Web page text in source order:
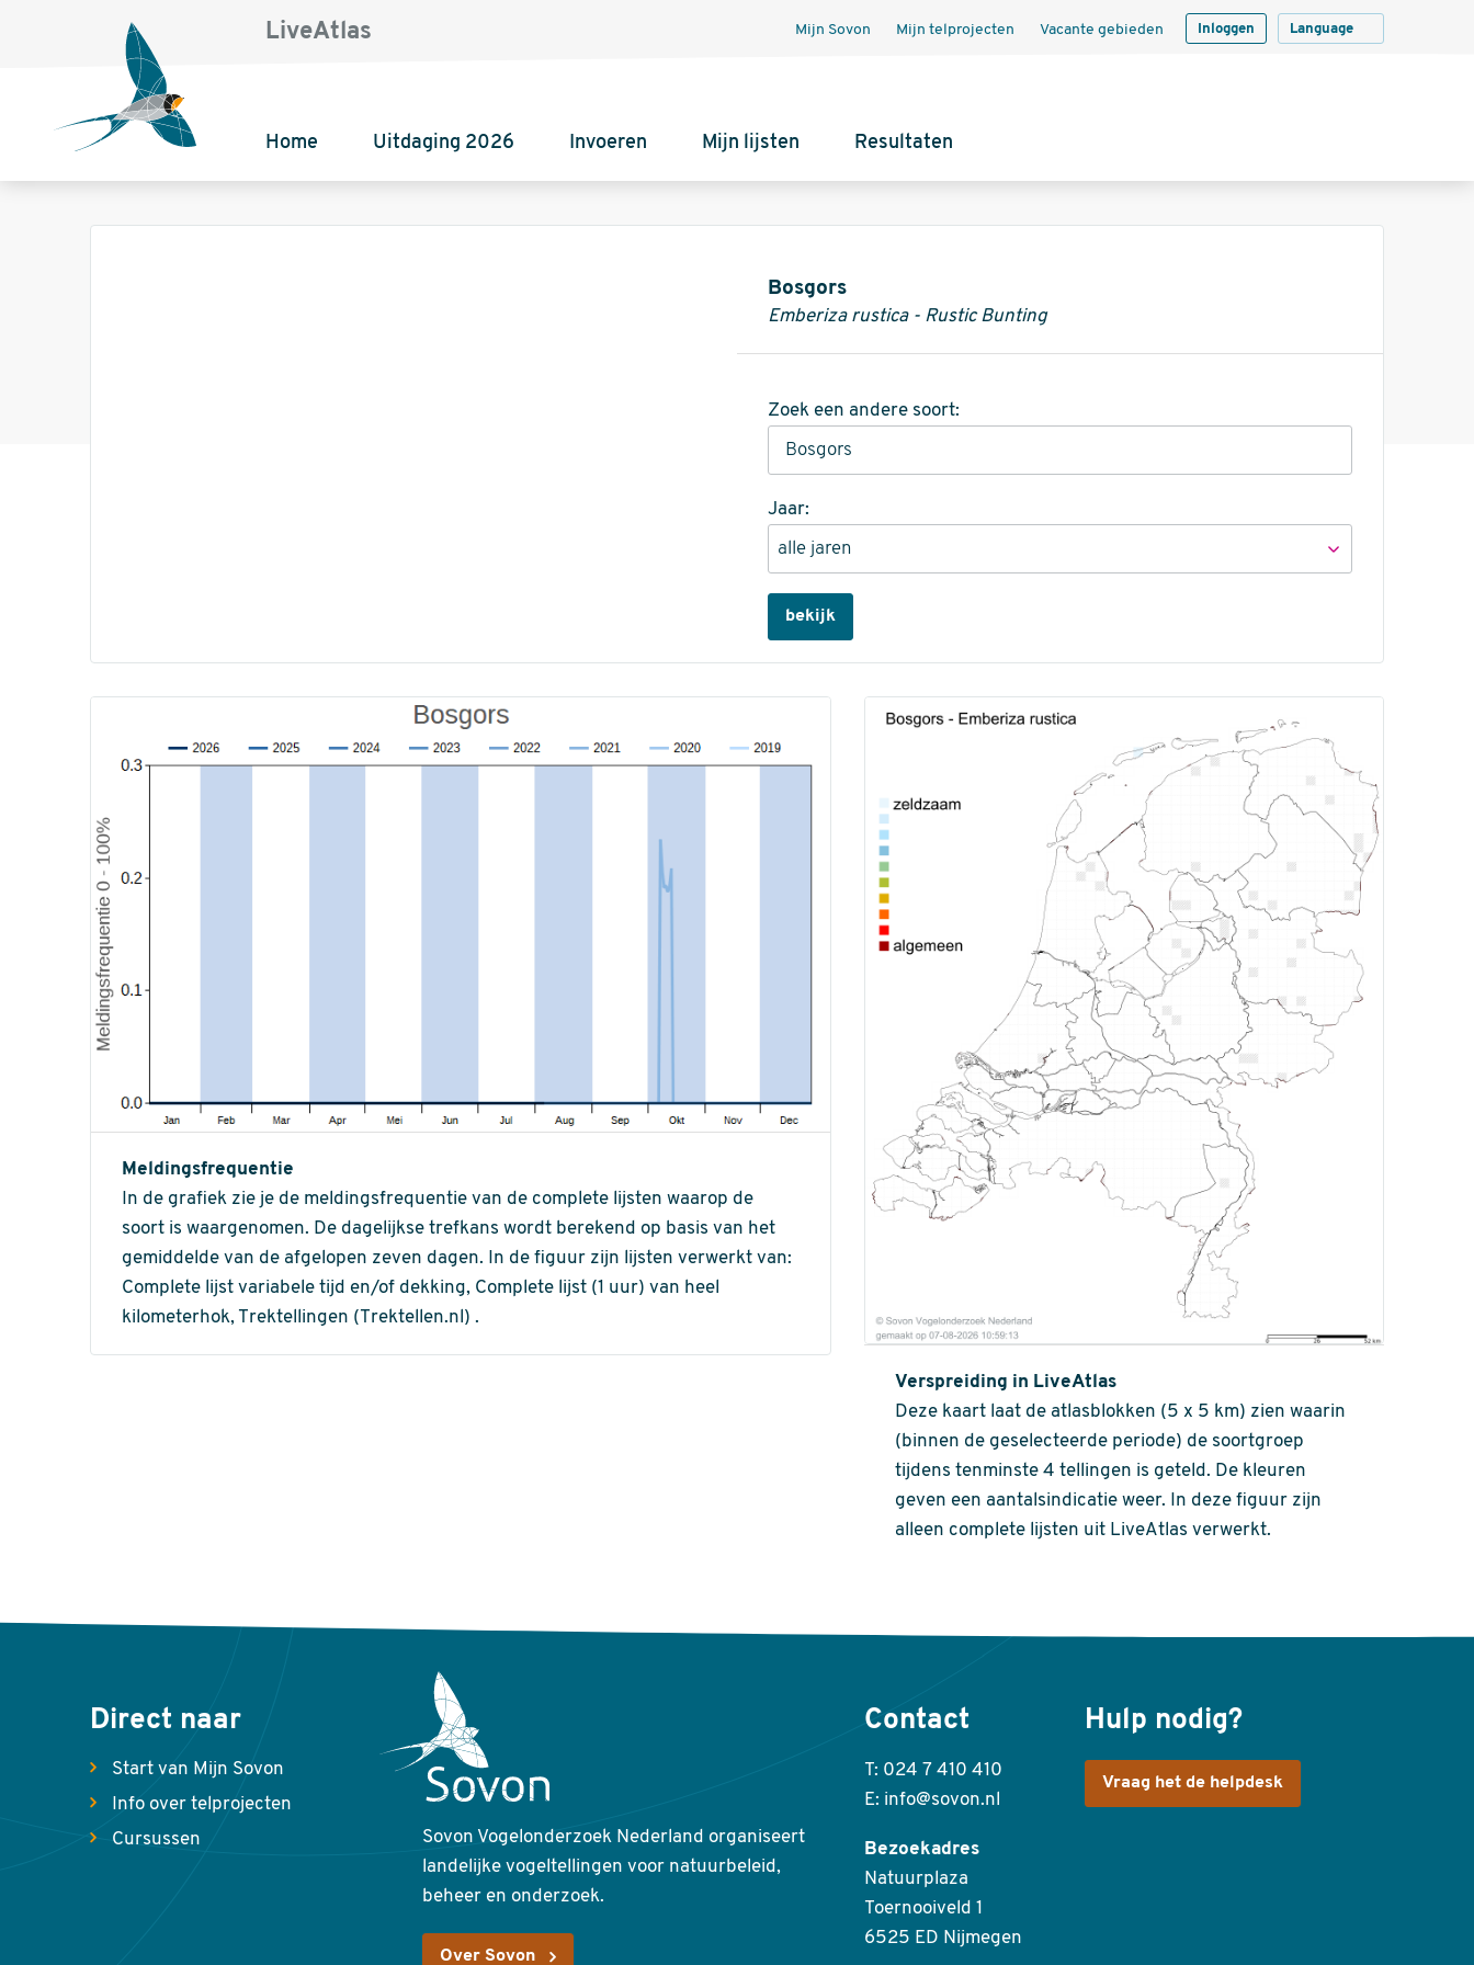
LiveAtlas Mijn Sovon Mijn telprojecten Vacante gebieden Inloggen Language
Home Uitdaging 2026 Invoeren Mijn lijsten Resultaten
Bosgors
Emberiza rustica - Rustic Bunting
Zoek een andere soort:
Jaar:
bekijk
Meldingsfrequentie
In de grafiek zie je de meldingsfrequentie van de complete lijsten waarop de
soort is waargenomen. De dagelijkse trefkans wordt berekend op basis van het
gemiddelde van de afgelopen zeven dagen. In de figuur zijn lijsten verwerkt van:
Complete lijst variabele tijd en/of dekking, Complete lijst (1 uur) van heel
kilometerhok, Trektellingen (Trektellen.nl) .
Verspreiding in LiveAtlas
Deze kaart laat de atlasblokken (5 x 5 km) zien waarin
(binnen de geselecteerde periode) de soortgroep
tijdens tenminste 4 tellingen is geteld. De kleuren
geven een aantalsindicatie weer. In deze figuur zijn
alleen complete lijsten uit LiveAtlas verwerkt.
Direct naar
Start van Mijn Sovon
Info over telprojecten
Cursussen
Sovon Vogelonderzoek Nederland organiseert
landelijke vogeltellingen voor natuurbeleid,
beheer en onderzoek.
Over Sovon
Contact
T: 024 7 410 410
E: info@sovon.nl
Bezoekadres
Natuurplaza
Toernooiveld 1
6525 ED Nijmegen
Hulp nodig?
Vraag het de helpdesk